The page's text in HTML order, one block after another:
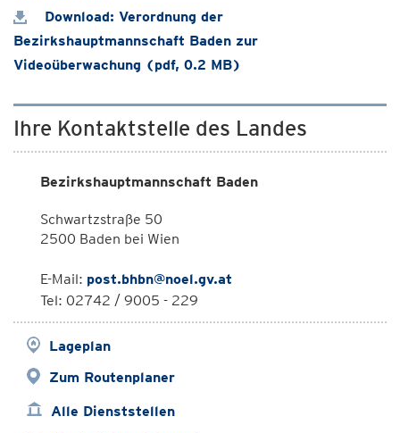
Download: Verordnung der
Bezirkshauptmannschaft Baden zur
Videoüberwachung (pdf, 0.2 MB)
Ihre Kontaktstelle des Landes
Bezirkshauptmannschaft Baden
Schwartzstraße 50
2500 Baden bei Wien
E-Mail: post.bhbn@noel.gv.at
Tel: 02742 / 9005 - 229
Lageplan
Zum Routenplaner
Alle Dienststellen